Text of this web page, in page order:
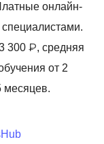
онлайн-
300 ₽, средняя
от 2
месяцев.